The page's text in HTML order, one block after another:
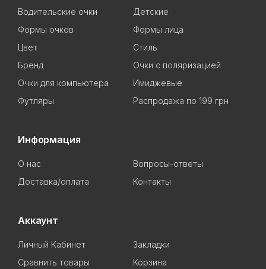
Водительские очки
Детские
Формы очков
Формы лица
Цвет
Стиль
Бренд
Очки с поляризацией
Очки для компьютера
Имиджевые
Футляры
Распродажа по 199 грн
Информация
О нас
Вопросы-ответы
Доставка/оплата
Контакты
Аккаунт
Личный Кабинет
Закладки
Сравнить товары
Корзина